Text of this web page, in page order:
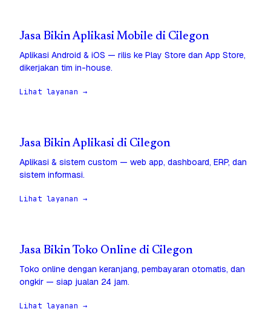
Jasa Bikin Aplikasi Mobile di Cilegon
Aplikasi Android & iOS — rilis ke Play Store dan App Store,
dikerjakan tim in-house.
Lihat layanan →
Jasa Bikin Aplikasi di Cilegon
Aplikasi & sistem custom — web app, dashboard, ERP, dan
sistem informasi.
Lihat layanan →
Jasa Bikin Toko Online di Cilegon
Toko online dengan keranjang, pembayaran otomatis, dan
ongkir — siap jualan 24 jam.
Lihat layanan →